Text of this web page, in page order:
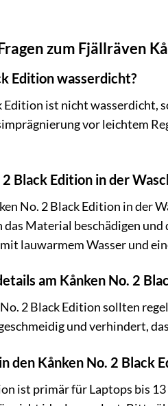
zum Fjällräven
Edition wasserdicht?
Edition ist nicht
vor leichtem
Black Edition in der
No. 2 Black Edition in der
das Material beschädigen
lauwarmem Wasser und
am Kånken No. 2
2 Black Edition sollten
und verhindert,
den Kånken No. 2 Black
ist primär für Laptops bis